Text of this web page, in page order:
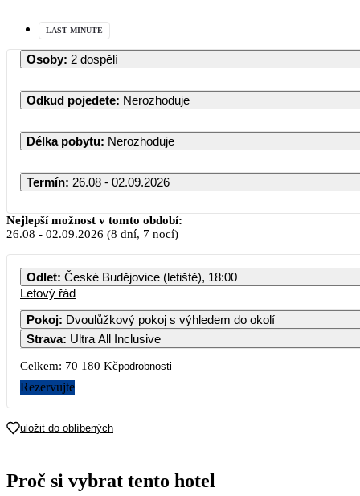
LAST MINUTE
Osoby: 2 dospělí
Odkud pojedete: Nerozhoduje
Délka pobytu: Nerozhoduje
Termín: 26.08 - 02.09.2026
Srpen
PO ÚT ST ČT
Nejlepší možnost v tomto období:
26.08 - 02.09.2026 (8 dní, 7 nocí)
Odlet: České Budějovice (letiště), 18:00
Letový řád
Pokoj: Dvoulůžkový pokoj s výhledem do okolí
Strava: Ultra All Inclusive
Celkem: 70 180 Kčpodrobnosti
Rezervujte
uložit do oblíbených
Proč si vybrat tento hotel